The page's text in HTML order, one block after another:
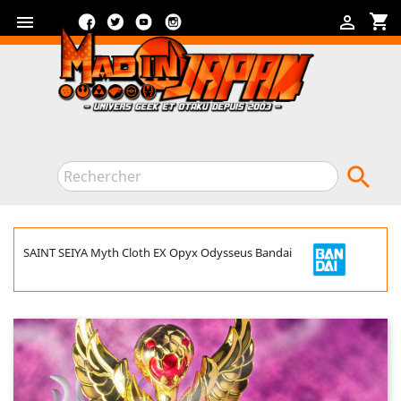
 shopping_cart

FacebookTwitterYouTube

SAINT SEIYA Myth Cloth EX Opyx Odysseus Bandai